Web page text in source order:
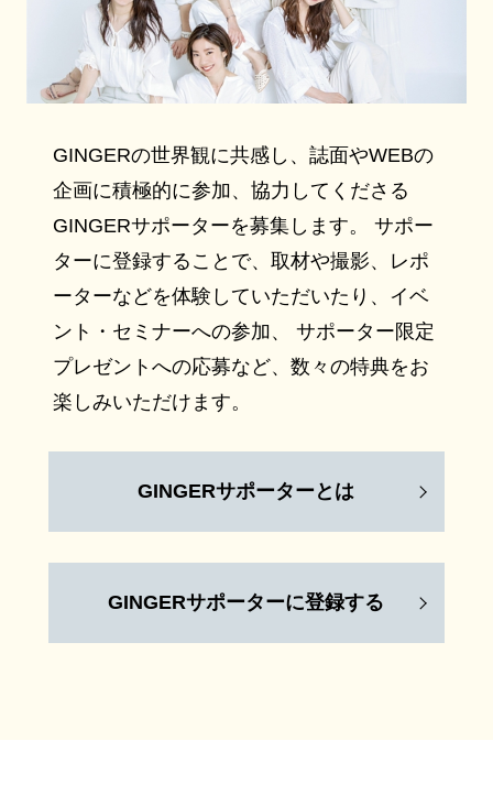
GINGERの世界観に共感し、誌面やWEBの
企画に積極的に参加、協力してくださる
GINGERサポーターを募集します。 サポー
ターに登録することで、取材や撮影、レポ
ーターなどを体験していただいたり、イベ
ント・セミナーへの参加、 サポーター限定
プレゼントへの応募など、数々の特典をお
楽しみいただけます。
GINGERサポーターとは
GINGERサポーターに登録する